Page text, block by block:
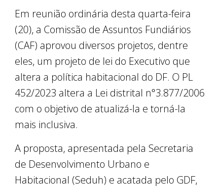
Em reunião ordinária desta quarta-feira
(20), a Comissão de Assuntos Fundiários
(CAF) aprovou diversos projetos, dentre
eles, um projeto de lei do Executivo que
altera a política habitacional do DF. O PL
452/2023 altera a Lei distrital n°3.877/2006
com o objetivo de atualizá-la e torná-la
mais inclusiva.
A proposta, apresentada pela Secretaria
de Desenvolvimento Urbano e
Habitacional (Seduh) e acatada pelo GDF,